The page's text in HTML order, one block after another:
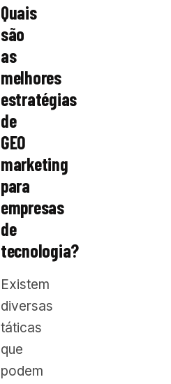
Quais
são
as
melhores
estratégias
de
GEO
marketing
para
empresas
de
tecnologia?
Existem
diversas
táticas
que
podem